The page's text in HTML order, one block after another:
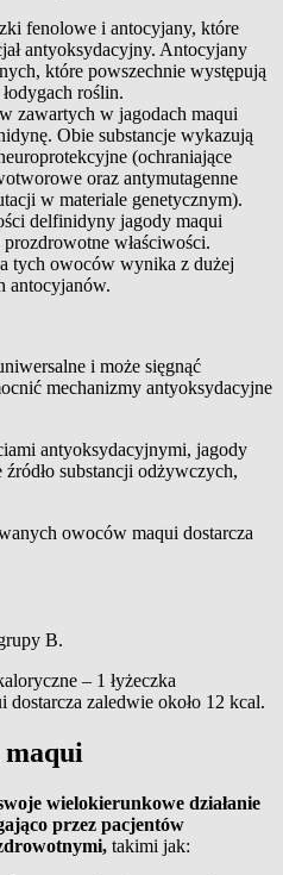
fenolowe i antocyjany, które
antyoksydacyjny. Antocyjany
które powszechnie występują
roślin.
zawartych w jagodach maqui
Obie substancje wykazują
(ochraniające
oraz antymutagenne
w materiale genetycznym).
delfinidyny jagody maqui
właściwości.
tych owoców wynika z dużej
antocyjanów.
i może sięgnąć
mechanizmy antyoksydacyjne
antyoksydacyjnymi, jagody
źródło substancji odżywczych,
owoców maqui dostarcza
B.
– 1 łyżeczka
zaledwie około 12 kcal.
maqui
wielokierunkowe działanie
przez pacjentów
takimi jak: